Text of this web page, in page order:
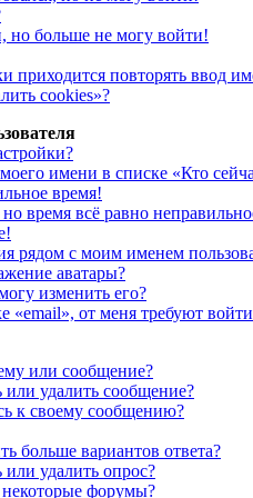
но больше не могу войти!
приходится повторять ввод
cookies»?
имени в списке «Кто
время!
время всё равно
рядом с моим именем
аватары?
изменить его?
«email», от меня требуют
или сообщение?
или удалить сообщение?
к своему сообщению?
больше вариантов ответа?
удалить опрос?
форумы?